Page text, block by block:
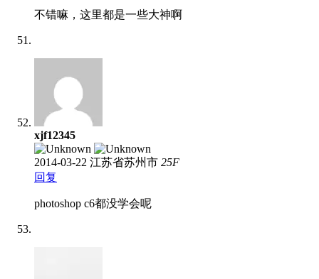
不错嘛，这里都是一些大神啊
xjf12345
2014-03-22 江苏省苏州市 25F
回复
photoshop c6都没学会呢